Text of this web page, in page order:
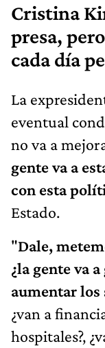
Cristina
presa,
cada día
La
eventual
no va a
gente va a
con esta
Estado.
"Dale,
¿la gente va
aumentar los
¿van a
hospitales?,